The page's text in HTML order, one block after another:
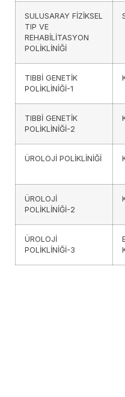
SULUSARAY FİZİKSEL
TIP VE
REHABİLİTASYON
POLİKLİNİĞİ
TIBBİ GENETİK
POLİKLİNİĞİ-1
TIBBİ GENETİK
POLİKLİNİĞİ-2
ÜROLOJİ POLİKLİNİĞİ
ÜROLOJİ
POLİKLİNİĞİ-2
ÜROLOJİ
POLİKLİNİĞİ-3